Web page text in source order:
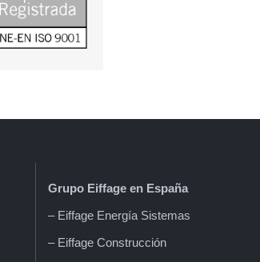
Grupo Eiffage en España
– Eiffage Energía Sistemas
– Eiffage Construcción